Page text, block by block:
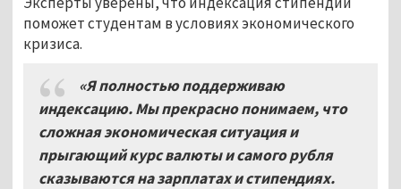
поможет студентам в условиях экономического
кризиса.
«Я полностью поддерживаю
индексацию. Мы прекрасно понимаем, что
сложная экономическая ситуация и
прыгающий курс валюты и самого рубля
сказываются на зарплатах и стипендиях.